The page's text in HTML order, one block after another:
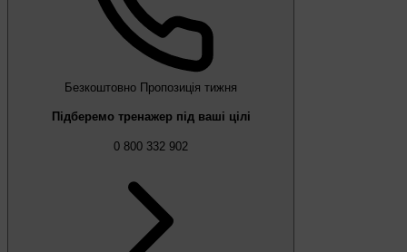
Безкоштовно Пропозиція тижня
Підберемо тренажер під ваші цілі
0 800 332 902